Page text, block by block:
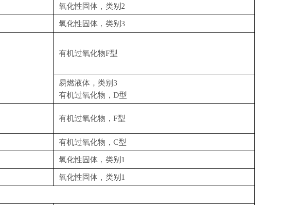
氧化性固体，类别 2
氧化性固体，类别 3
有机过氧化物F型
易燃液体，类别 3
有机过氧化物， D型
有机过氧化物， F型
有机过氧化物， C型
氧化性固体，类别 1
氧化性固体，类别 1